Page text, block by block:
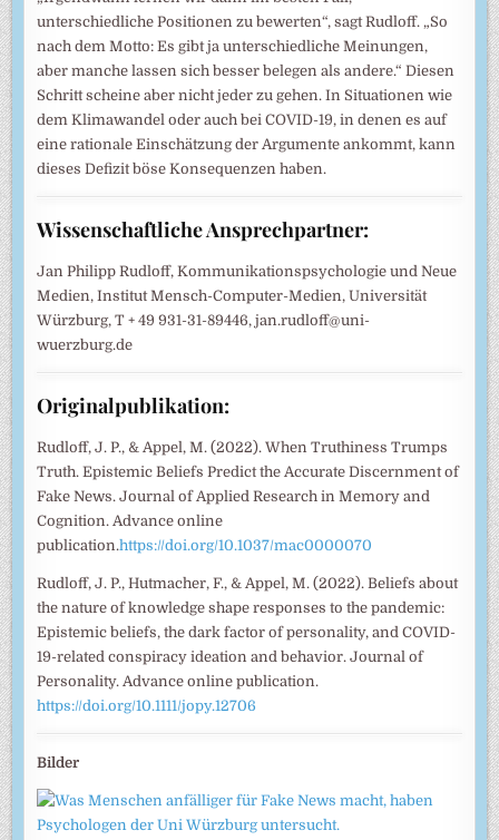
unterschiedliche Positionen zu bewerten“, sagt Rudloff. „So
nach dem Motto: Es gibt ja unterschiedliche Meinungen,
aber manche lassen sich besser belegen als andere.“ Diesen
Schritt scheine aber nicht jeder zu gehen. In Situationen wie
dem Klimawandel oder auch bei COVID-19, in denen es auf
eine rationale Einschätzung der Argumente ankommt, kann
dieses Defizit böse Konsequenzen haben.
Wissenschaftliche Ansprechpartner:
Jan Philipp Rudloff, Kommunikationspsychologie und Neue
Medien, Institut Mensch-Computer-Medien, Universität
Würzburg, T + 49 931-31-89446, jan.rudloff@uni-
wuerzburg.de
Originalpublikation:
Rudloff, J. P., & Appel, M. (2022). When Truthiness Trumps
Truth. Epistemic Beliefs Predict the Accurate Discernment of
Fake News. Journal of Applied Research in Memory and
Cognition. Advance online
publication.https://doi.org/10.1037/mac0000070
Rudloff, J. P., Hutmacher, F., & Appel, M. (2022). Beliefs about
the nature of knowledge shape responses to the pandemic:
Epistemic beliefs, the dark factor of personality, and COVID-
19-related conspiracy ideation and behavior. Journal of
Personality. Advance online publication.
https://doi.org/10.1111/jopy.12706
Bilder